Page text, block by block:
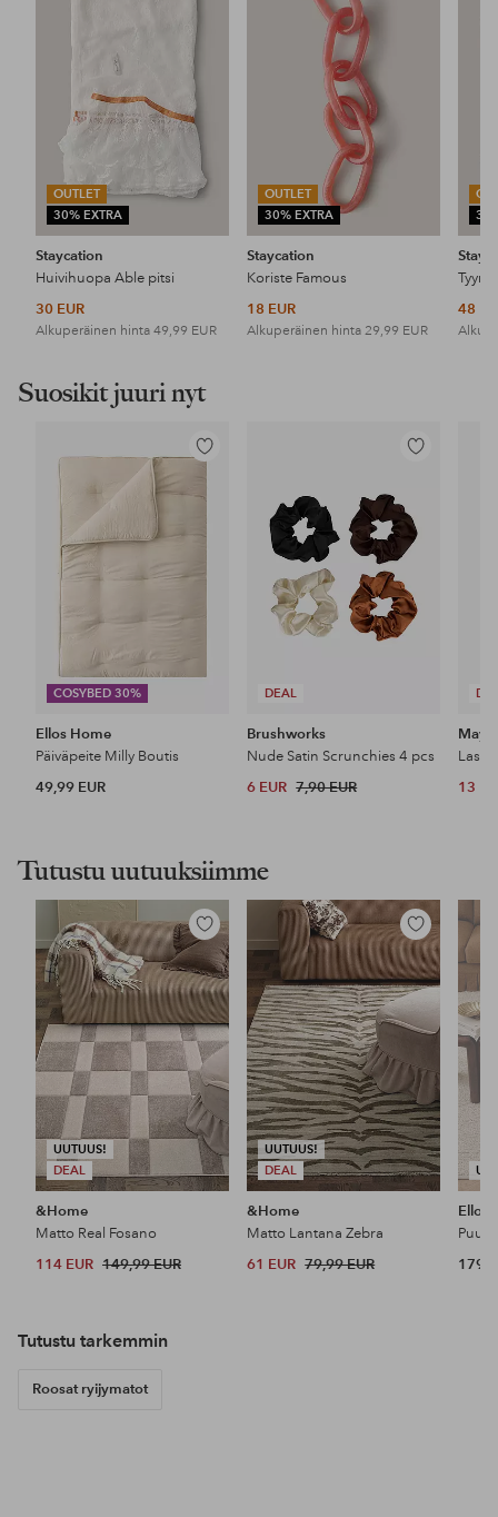
OUTLET
30% EXTRA
Staycation
Huivihuopa Able pitsi
30 EUR
Alkuperäinen hinta 49,99 EUR
OUTLET
30% EXTRA
Staycation
Koriste Famous
18 EUR
Alkuperäinen hinta29,99 EUR
48
Suosikit juuri nyt
COSYBED 30%
Lisää
Ellos Home
Päiväpeite Milly Boutis
49,99 EUR
DEAL
Lisää
Brushworks
Nude Satin Scrunchies 4 pcs
6 EUR 7,90 EUR 13
Tutustu uutuuksiimme
UUTUUS!
DEAL
Lisää
suosikkeihin
&Home
Matto Real Fosano
114 EUR 149,99 EUR
UUTUUS!
DEAL
Lisää
suosikkeihin
&Home
Matto Lantana Zebra
61 EUR 79,99 EUR
Ellos
Tutustu tarkemmin
Roosat ryijymatot